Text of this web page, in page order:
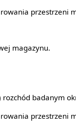
przestrzeni
magazynu.
rozchód badanym
przestrzeni